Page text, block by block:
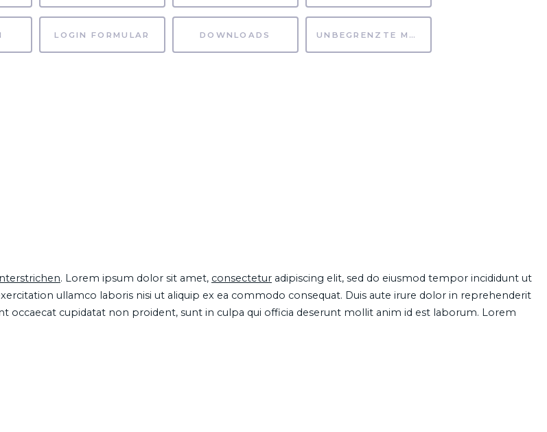
LOGIN FORMULAR DOWNLOADS UNBEGRENZTE MÖGLICHKEITEN
. Lorem ipsum dolor sit amet, consectetur adipiscing elit, sed do eiusmod tempor incididunt ut
ullamco laboris nisi ut aliquip ex ea commodo consequat. Duis aute irure dolor in reprehenderit
occaecat cupidatat non proident, sunt in culpa qui officia deserunt mollit anim id est laborum. Lorem